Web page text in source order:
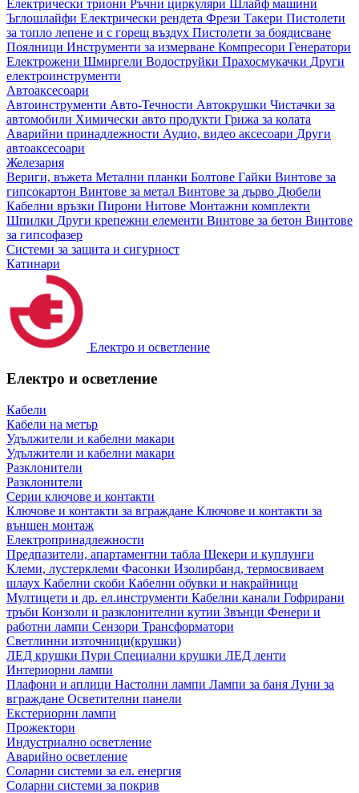
Електрически триони Ръчни циркуляри
Шлайф машини
Ъглошлайфи Електрически рендета Фрези Такери Пистолети
за топло лепене и с горещ въздух Пистолети за боядисване
Поялници Инструменти за измерване Компресори Генератори
Електрожени Шмиргели Водоструйки Прахосмукачки Други
електроинструменти
Автоаксесоари
Автоинструменти Авто-Течности Автокрушки Чистачки за
автомобили Химически авто продукти Грижа за колата
Аварийни принадлежности Аудио, видео аксесоари Други
автоаксесоари
Железария
Вериги, въжета Метални планки Болтове Гайки Винтове за
гипсокартон Винтове за метал Винтове за дърво Дюбели
Кабелни връзки Пирони Нитове Монтажни комплекти
Шпилки Други крепежни елементи Винтове за бетон Винтове
за гипсофазер
Системи за защита и сигурност
Катинари
Електро и осветление
Електро и осветление
Кабели
Кабели на метър
Удължители и кабелни макари
Удължители и кабелни макари
Разклонители
Разклонители
Серии ключове и контакти
Ключове и контакти за вграждане Ключове и контакти за
външен монтаж
Електропринадлежности
Предпазители, апартаментни табла Щекери и куплунги
Клеми, лустерклеми Фасонки Изолирбанд, термосвиваем
шлаух Кабелни скоби Кабелни обувки и накрайници
Мултицети и др. ел.инструменти Кабелни канали Гофрирани
тръби Конзоли и разклонителни кутии Звънци Фенери и
работни лампи Сензори Трансформатори
Светлинни източници(крушки)
ЛЕД крушки Пури Специални крушки ЛЕД ленти
Интериорни лампи
Плафони и аплици Настолни лампи Лампи за баня Луни за
вграждане Осветителни панели
Екстериорни лампи
Прожектори
Индустриално осветление
Аварийно осветление
Соларни системи за ел. енергия
Соларни системи за покрив